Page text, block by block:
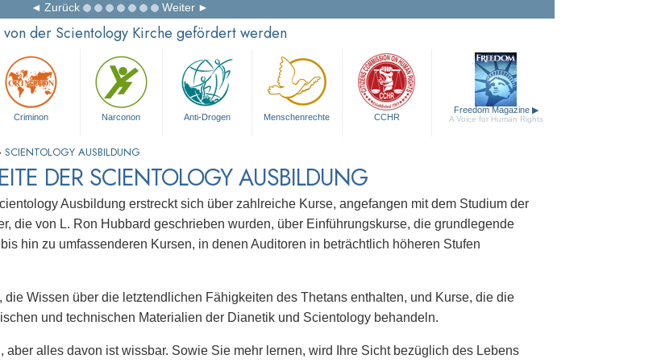
Zurück Weiter
der Scientology Kirche gefördert werden
Criminon Narconon Anti-Drogen Menschenrechte CCHR
Freedom Magazine ▶
A Voice for Human Rights
SCIENTOLOGY AUSBILDUNG
DER SCIENTOLOGY AUSBILDUNG
Ausbildung erstreckt sich über zahlreiche Kurse, angefangen mit dem Studium der
die von L. Ron Hubbard geschrieben wurden, über Einführungskurse, die grundlegende
hin zu umfassenderen Kursen, in denen Auditoren in beträchtlich höheren Stufen
die Wissen über die letztendlichen Fähigkeiten des Thetans enthalten, und Kurse, die die
und technischen Materialien der Dianetik und Scientology behandeln.
aber alles davon ist wissbar. Sowie Sie mehr lernen, wird Ihre Sicht bezüglich des Lebens